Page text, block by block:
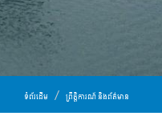
ទំព័រដើម ព្រឹត្តិការណ៍ និងព័ត៌មាន